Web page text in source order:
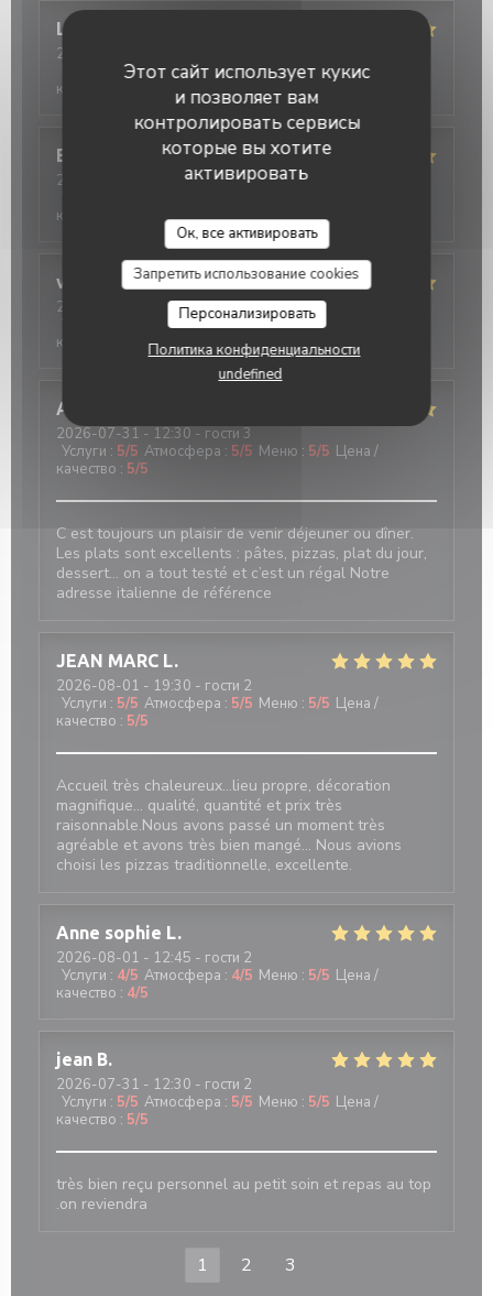
Этот сайт использует кукис
и позволяет вам
контролировать сервисы
которые вы хотите
активировать
Ок, все активировать
Запретить использование cookies
Персонализировать
Политика конфиденциальности
undefined
Lison
2026-08-03
5/5 Атмосфера:5/5 Меню:5 /5 Цена /
качество
Evelyne
2026-08-02
- 12:30 - гости 4
качество
virginie D
2026-08-02
- 12:30 - гости 5
Атмосфера:5/5 Меню:5/5
качество
Angelica
2026-07-31 - 12:30 - гости 3
Услуги : 5/5 Атмосфера : 5/5 Меню : 5/5 Цена /
качество : 5/5
C est toujours un plaisir de venir déjeuner ou dîner.
Les plats sont excellents : pâtes, pizzas, plat du jour,
dessert… on a tout testé et c’est un régal Notre
adresse italienne de référence
JEAN MARC L
2026-08-01 - 19:30 - гости 2
Услуги : 5/5 Атмосфера : 5/5 Меню : 5/5 Цена /
качество : 5/5
Accueil très chaleureux...lieu propre, décoration
magnifique... qualité, quantité et prix très
raisonnable.Nous avons passé un moment très
agréable et avons très bien mangé... Nous avions
choisi les pizzas traditionnelle, excellente.
Anne sophie L
2026-08-01 - 12:45 - гости 2
Услуги : 4/5 Атмосфера : 4/5 Меню : 5/5 Цена /
качество : 4/5
jean B
2026-07-31 - 12:30 - гости 2
Услуги : 5/5 Атмосфера : 5/5 Меню : 5/5 Цена /
качество : 5/5
très bien reçu personnel au petit soin et repas au top
.on reviendra
1 2 3